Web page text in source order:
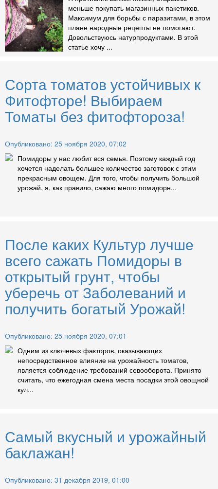
меньше покупать магазинных пакетиков.
Максимум для борьбы с паразитами, в этом
плане народные рецепты не помогают.
Довольствуюсь натурпродуктами. В этой
статье хочу ...
Сорта томатов устойчивых к
Фитофторе! Выбираем
Томаты без фитофтороза!
Опубликовано: 25 ноября 2020, 07:02
Помидоры у нас любит вся семья. Поэтому каждый год
хочется наделать большее количество заготовок с этим
прекрасным овощем. Для того, чтобы получить большой
урожай, я, как правило, сажаю много помидорн...
После каких Культур лучше
всего сажать Помидоры в
открытый грунт, чтобы
уберечь от Заболеваний и
получить богатый Урожай!
Опубликовано: 25 ноября 2020, 07:01
Одним из ключевых факторов, оказывающих
непосредственное влияние на урожайность томатов,
является соблюдение требований севооборота. Принято
считать, что ежегодная смена места посадки этой овощной
кул...
Самый вкусный и урожайный
баклажан!
Опубликовано: 31 декабря 2019, 01:00